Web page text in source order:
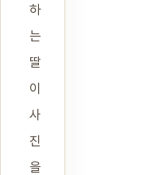
하
는
딸
이
사
진
을